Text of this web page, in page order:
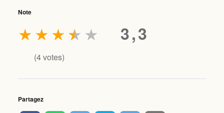
Note
3,3
★
★
★
★
★
(4votes)
Partagez